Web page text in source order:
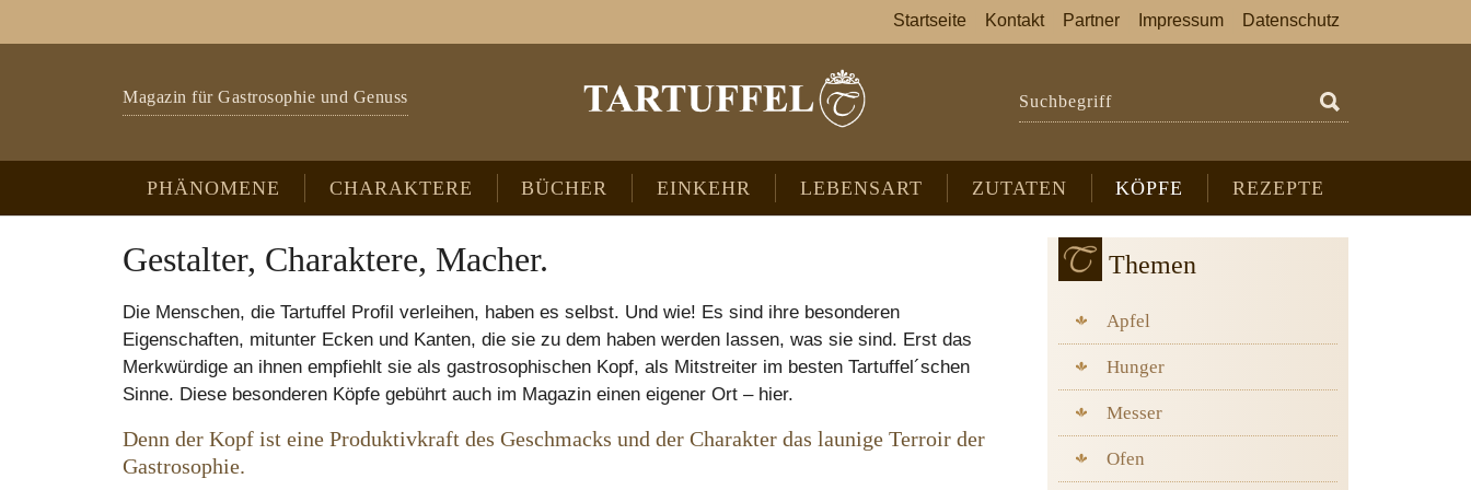
Magazin für Gastrosophie und Genuss Suchbegriff
PHÄNOMENE CHARAKTERE BÜCHER EINKEHR LEBENSART ZUTATEN KÖPFE REZEPTE
Startseite Kontakt Partner Impressum Datenschutz
Gestalter, Charaktere, Macher.
Die Menschen, die Tartuffel Profil verleihen, haben es selbst. Und wie! Es sind ihre besonderen
Eigenschaften, mitunter Ecken und Kanten, die sie zu dem haben werden lassen, was sie sind. Erst das
Merkwürdige an ihnen empfiehlt sie als gastrosophischen Kopf, als Mitstreiter im besten Tartuffel´schen
Sinne. Diese besonderen Köpfe gebührt auch im Magazin einen eigener Ort – hier.
Denn der Kopf ist eine Produktivkraft des Geschmacks und der Charakter das launige Terroir der
Gastrosophie.
Themen
Apfel
Hunger
Messer
Ofen